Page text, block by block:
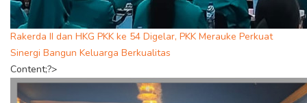
Rakerda II dan HKG PKK ke 54 Digelar, PKK Merauke Perkuat
Sinergi Bangun Keluarga Berkualitas
Content;?>